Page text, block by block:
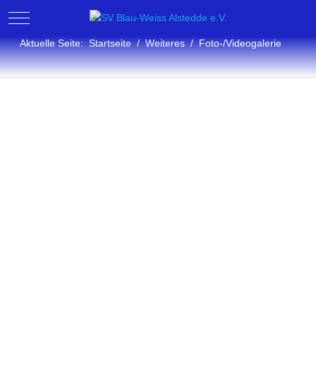
Mobile Menu Toggle
Aktuelle Seite:Startseite Weiteres Foto-/Videogalerie